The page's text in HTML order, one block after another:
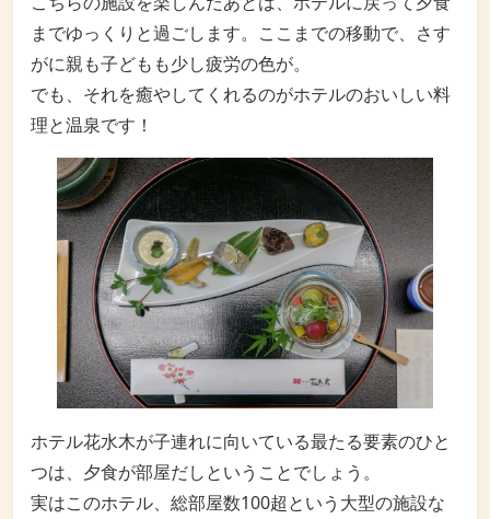
までゆっくりと過ごします。ここまでの移動で、さす
がに親も子どもも少し疲労の色が。
でも、それを癒やしてくれるのがホテルのおいしい料
理と温泉です！
ホテル花水木が子連れに向いている最たる要素のひと
つは、夕食が部屋だしということでしょう。
実はこのホテル、総部屋数100超という大型の施設な